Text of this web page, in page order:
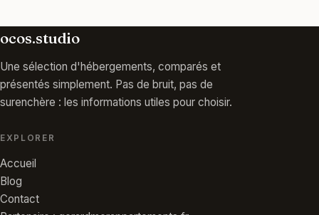
ocos.studio
Une sélection d'hébergements, comparés et
présentés simplement. Pas de bruit, pas de
surenchère : les informations utiles pour choisir.
EXPLORER
Accueil
Blog
Contact